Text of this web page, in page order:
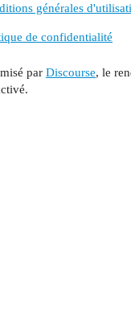
générales
de confidentialité
par Discourse, le